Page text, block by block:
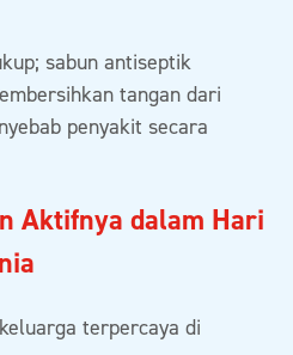
sabun antiseptik
tangan dari
penyakit secara
Aktifnya dalam Hari
terpercaya di